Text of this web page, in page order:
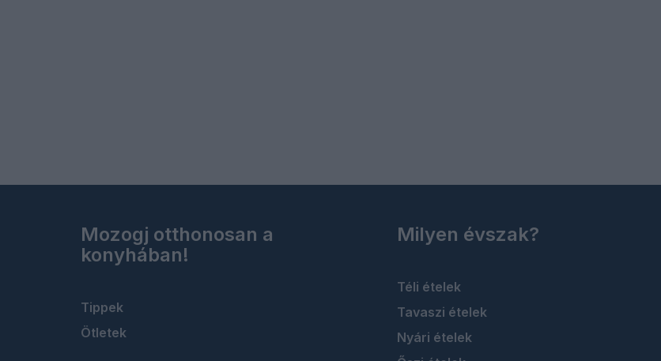
Mozogj otthonosan a
konyhában!
Tippek
Ötletek
Milyen évszak?
Téli ételek
Tavaszi ételek
Nyári ételek